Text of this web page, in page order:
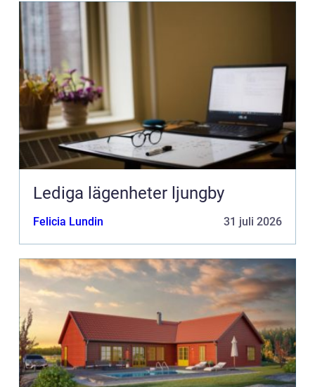
Lediga lägenheter ljungby
Felicia Lundin 31 juli 2026